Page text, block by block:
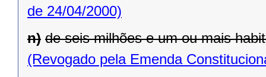
de 24/04/2000)
n) de seis milhões e um ou mais
(Revogado pela Emenda